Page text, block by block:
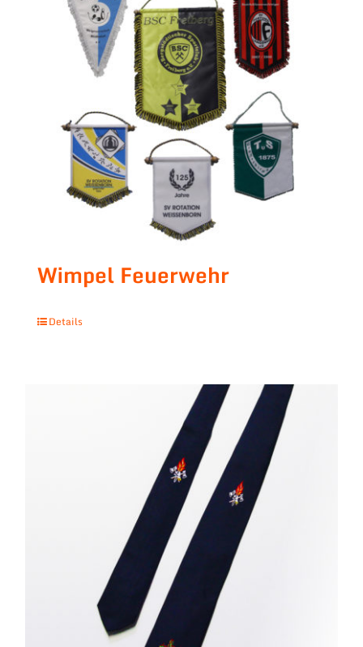
Wimpel Feuerwehr
Details